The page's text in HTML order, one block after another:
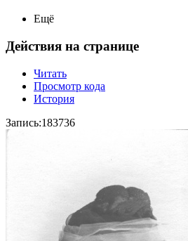
Ещё
Действия на странице
Читать
Просмотр кода
История
Запись:183736